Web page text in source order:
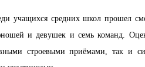
учащихся средних школ прошел
и девушек и семь команд.
строевыми приёмами, так и